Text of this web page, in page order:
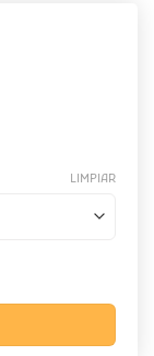
LIMPIAR
cantidad